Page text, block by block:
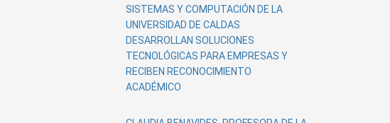
SISTEMAS Y COMPUTACIÓN DE LA
UNIVERSIDAD DE CALDAS
DESARROLLAN SOLUCIONES
TECNOLÓGICAS PARA EMPRESAS Y
RECIBEN RECONOCIMIENTO
ACADÉMICO